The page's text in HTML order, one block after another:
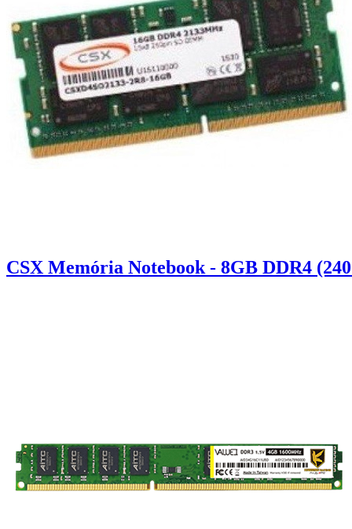
CSX Memória Notebook - 8GB DDR4